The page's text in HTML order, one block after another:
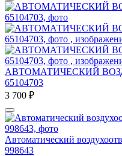
АВТОМАТИЧЕСКИЙ
65104703
3 700 ₽
Автоматический
998643